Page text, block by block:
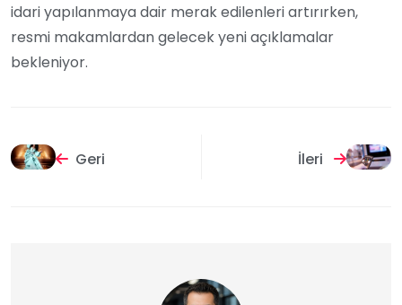
idari yapılanmaya dair merak edilenleri artırırken,
resmi makamlardan gelecek yeni açıklamalar
bekleniyor.
Geri İleri